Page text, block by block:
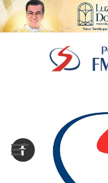
Sair